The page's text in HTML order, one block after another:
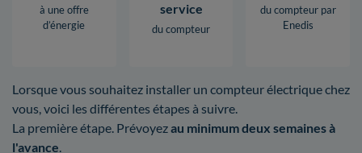
à une offre
d’énergie
service
du compteur
du compteur par
Enedis
Lorsque vous souhaitez installer un compteur électrique chez
vous, voici les différentes étapes à suivre.
La première étape. Prévoyezau minimum deux semaines à
l'avance.